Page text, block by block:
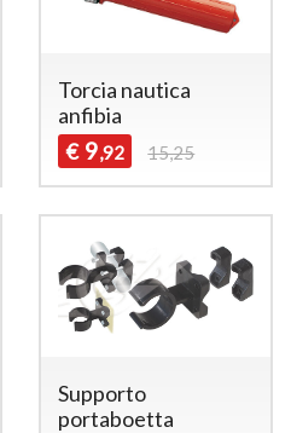
Torcia nautica
anfibia
€ 9,92 15,25
Supporto
portaboetta